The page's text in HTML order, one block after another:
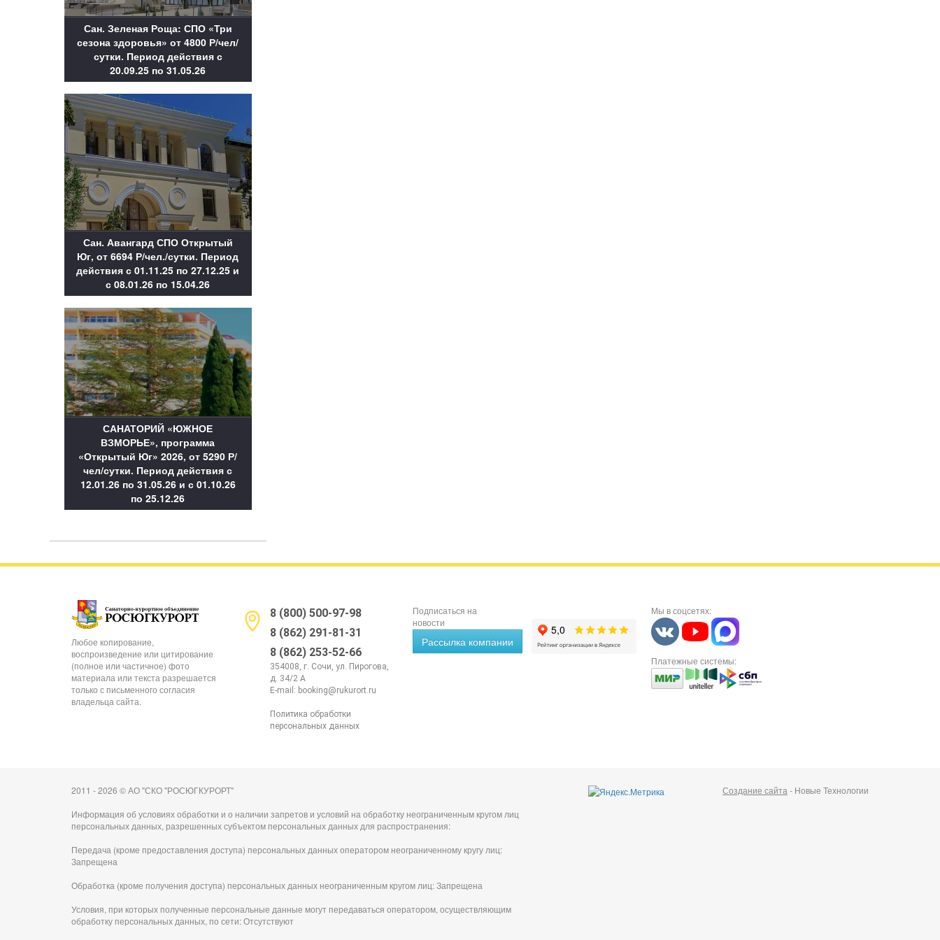
Сан. Зеленая Роща: СПО «Три
сезона здоровья» от 4800 Р/чел/
сутки. Период действия с
20.09.25 по 31.05.26
Сан. Авангард СПО Открытый
Юг, от 6694 Р/чел./сутки. Период
действия с 01.11.25 по 27.12.25 и
с 08.01.26 по 15.04.26
САНАТОРИЙ «ЮЖНОЕ
ВЗМОРЬЕ», программа
«Открытый Юг» 2026, от 5290 Р/
чел/сутки. Период действия с
12.01.26 по 31.05.26 и с 01.10.26
по 25.12.26
Любое копирование,
воспроизведение или цитирование
(полное или частичное) фото
материала или текста разрешается
только с письменного согласия
владельца сайта.
8 (800) 500-97-98
8 (862) 291-81-31
8 (862) 253-52-66
354008, г. Сочи, ул. Пирогова,
д. 34/2 А
E-mail: booking@rukurort.ru
Политика обработки
персональных данных
Подписаться на
новости
Рассылка компании
Мы в соцсетях:
Платежные системы:
2011 - 2026 © АО "СКО "РОСЮГКУРОРТ"
Информация об условиях обработки и о наличии запретов и условий на обработку неограниченным кругом лиц
персональных данных, разрешенных субъектом персональных данных для распространения:
Передача (кроме предоставления доступа) персональных данных оператором неограниченному кругу лиц:
Запрещена
Обработка (кроме получения доступа) персональных данных неограниченным кругом лиц: Запрещена
Условия, при которых полученные персональные данные могут передаваться оператором, осуществляющим
обработку персональных данных, по сети: Отсутствуют
Создание сайта - Новые Технологии